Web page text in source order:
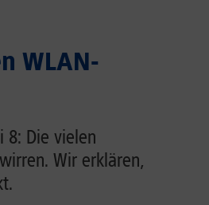
WLAN-
8: Die vielen
Wir erklären,